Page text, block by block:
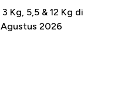
Kg, 5,5 & 12 Kg di
2026